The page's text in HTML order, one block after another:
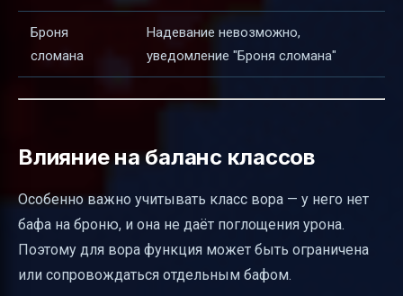
Броня
сломана
Надевание невозможно,
уведомление "Броня сломана"
Влияние на баланс классов
Особенно важно учитывать класс вора — у него нет
бафа на броню, и она не даёт поглощения урона.
Поэтому для вора функция может быть ограничена
или сопровождаться отдельным бафом.